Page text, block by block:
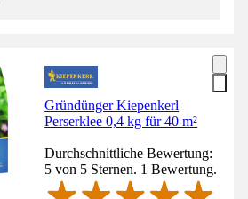
Gründünger Kiepenkerl
Perserklee 0,4 kg für 40 m²
Durchschnittliche Bewertung:
5 von 5 Sternen. 1 Bewertung.